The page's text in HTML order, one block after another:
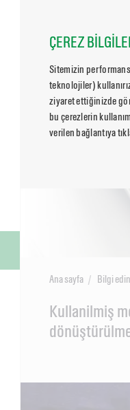
ÇEREZ
Sitemizin
teknolojiler)
ziyaret ettiğinizde
bu çerezlerin
verilen bağlantıya
Ana sayfa Bilgi edin
Kullanilmiş